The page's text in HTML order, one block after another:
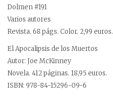
Dolmen #191
Varios autores
Revista. 68 págs. Color. 2,99 euros.
El Apocalipsis de los Muertos
Autor: Joe McKinney
Novela. 412 páginas. 18,95 euros.
ISBN: 978-84-15296-09-6